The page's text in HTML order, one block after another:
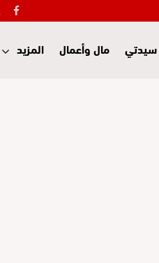
سيدتي مال وأعمال المزيد